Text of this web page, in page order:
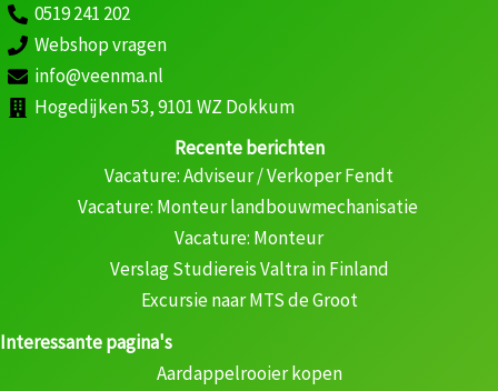
0519 241 202
Webshop vragen
info@veenma.nl
Hogedijken 53, 9101 WZ Dokkum
Recente berichten
Vacature: Adviseur / Verkoper Fendt
Vacature: Monteur landbouwmechanisatie
Vacature: Monteur
Verslag Studiereis Valtra in Finland
Excursie naar MTS de Groot
Interessante pagina's
Aardappelrooier kopen